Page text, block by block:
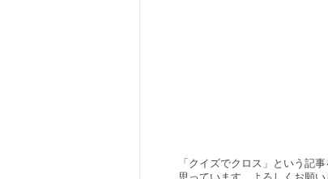
「クイズでクロス」という記